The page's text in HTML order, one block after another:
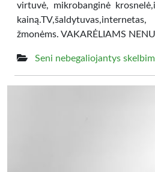
virtuvė, mikrobanginė
žmonėms. VAKARĖLIAMS
Seni nebegaliojantys